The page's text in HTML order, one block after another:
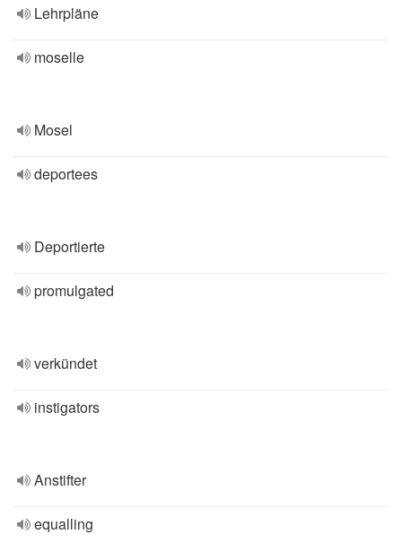
Lehrpläne
moselle
Mosel
deportees
Deportierte
promulgated
verkündet
instigators
Anstifter
equalling